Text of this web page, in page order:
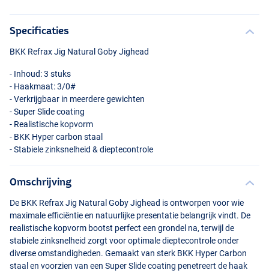
Specificaties
BKK Refrax Jig Natural Goby Jighead
- Inhoud: 3 stuks
- Haakmaat: 3/0#
- Verkrijgbaar in meerdere gewichten
- Super Slide coating
- Realistische kopvorm
- BKK Hyper carbon staal
- Stabiele zinksnelheid & dieptecontrole
Omschrijving
De BKK Refrax Jig Natural Goby Jighead is ontworpen voor wie
maximale efficiëntie en natuurlijke presentatie belangrijk vindt. De
realistische kopvorm bootst perfect een grondel na, terwijl de
stabiele zinksnelheid zorgt voor optimale dieptecontrole onder
diverse omstandigheden. Gemaakt van sterk BKK Hyper Carbon
staal en voorzien van een Super Slide coating penetreert de haak